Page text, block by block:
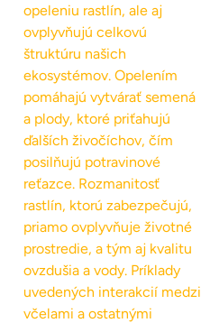
opeleniu rastlín, ale aj
ovplyvňujú celkovú
štruktúru našich
ekosystémov. Opelením
pomáhajú vytvárať semená
a plody, ktoré priťahujú
ďalších živočíchov, čím
posilňujú potravinové
reťazce. Rozmanitosť
rastlín, ktorú zabezpečujú,
priamo ovplyvňuje životné
prostredie, a tým aj kvalitu
ovzdušia a vody. Príklady
uvedených interakcií medzi
včelami a ostatnými